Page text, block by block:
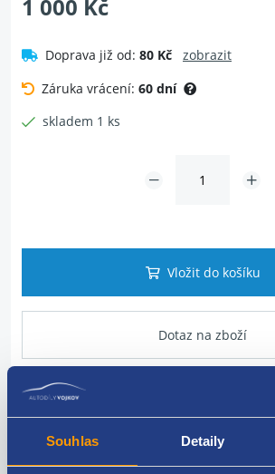
Souhlas Detaily
1 000 Kč
Doprava již od: 80 Kč
zobrazit
Záruka vrácení: 60 dní
skladem 1 ks
Vložit do košíku
Dotaz na zboží
vypolstrování levých bočních dveří BUS